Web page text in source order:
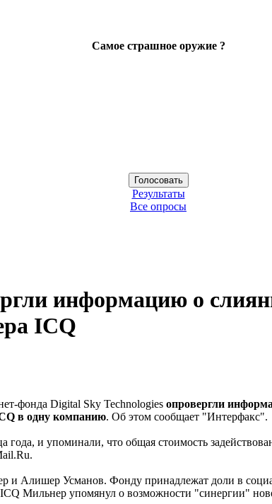
Самое страшное оружие ?
Результаты
Все опросы
информацию о
ICQ
фонда Digital Sky Technologies опровергли
в одну компанию. Об этом сообщает "Интерфакс".
и упоминали, что общая стоимость
Алишер Усманов. Фонду принадлежат доли в
Мильнер упомянул о возможности "синергии"